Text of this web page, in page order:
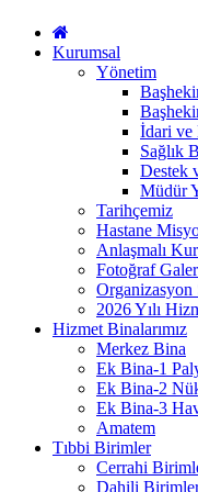
Kurumsal
Yönetim
İdari ve
Sağlık
Destek
Müdür
Tarihçemiz
Hastane
Anlaşmalı
Fotoğraf
Organizasyon
2026 Yılı
Hizmet Binalarımız
Merkez Bina
Ek Bina-1
Ek Bina-2
Ek Bina-3
Amatem
Tıbbi Birimler
Cerrahi
Dahili